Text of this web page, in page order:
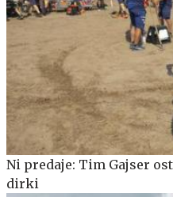
Ni predaje: Tim Gajser
dirki